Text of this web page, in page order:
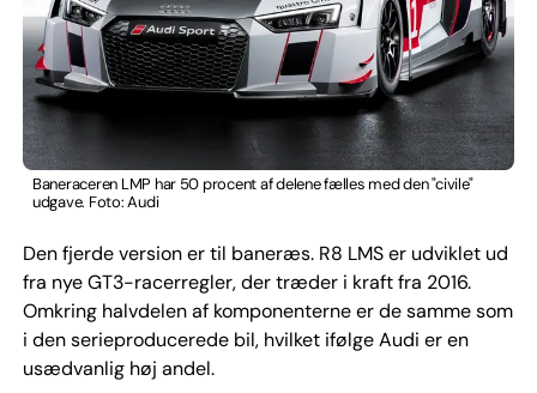
Baneraceren LMP har 50 procent af delene fælles med den "civile"
udgave. Foto: Audi
Den fjerde version er til baneræs. R8 LMS er udviklet ud
fra nye GT3-racerregler, der træder i kraft fra 2016.
Omkring halvdelen af komponenterne er de samme som
i den serieproducerede bil, hvilket ifølge Audi er en
usædvanlig høj andel.